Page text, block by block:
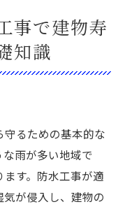
工事のポイント
に適した防水工
選定
択
例
事で建物寿
知識
るための基本的な
雨が多い地域で
す。防水工事が適
が侵入し、建物の